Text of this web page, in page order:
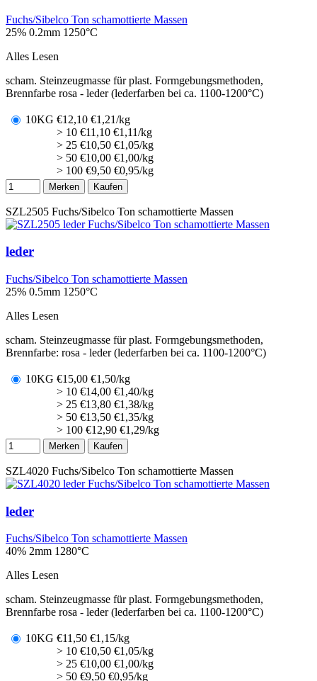
Fuchs/Sibelco Ton schamottierte Massen
25% 0.2mm 1250°C
Alles Lesen
scham. Steinzeugmasse für plast. Formgebungsmethoden,
Brennfarbe rosa - leder (lederfarben bei ca. 1100-1200°C)
10KG €12,10 €1,21/kg
> 10 €11,10 €1,11/kg
> 25 €10,50 €1,05/kg
> 50 €10,00 €1,00/kg
> 100 €9,50 €0,95/kg
Merken Kaufen
SZL2505 Fuchs/Sibelco Ton schamottierte Massen
leder
Fuchs/Sibelco Ton schamottierte Massen
25% 0.5mm 1250°C
Alles Lesen
scham. Steinzeugmasse für plast. Formgebungsmethoden,
Brennfarbe: rosa - leder (lederfarben bei ca. 1100-1200°C)
10KG €15,00 €1,50/kg
> 10 €14,00 €1,40/kg
> 25 €13,80 €1,38/kg
> 50 €13,50 €1,35/kg
> 100 €12,90 €1,29/kg
Merken Kaufen
SZL4020 Fuchs/Sibelco Ton schamottierte Massen
leder
Fuchs/Sibelco Ton schamottierte Massen
40% 2mm 1280°C
Alles Lesen
scham. Steinzeugmasse für plast. Formgebungsmethoden,
Brennfarbe rosa - leder (lederfarben bei ca. 1100-1200°C)
10KG €11,50 €1,15/kg
> 10 €10,50 €1,05/kg
> 25 €10,00 €1,00/kg
> 50 €9,50 €0,95/kg